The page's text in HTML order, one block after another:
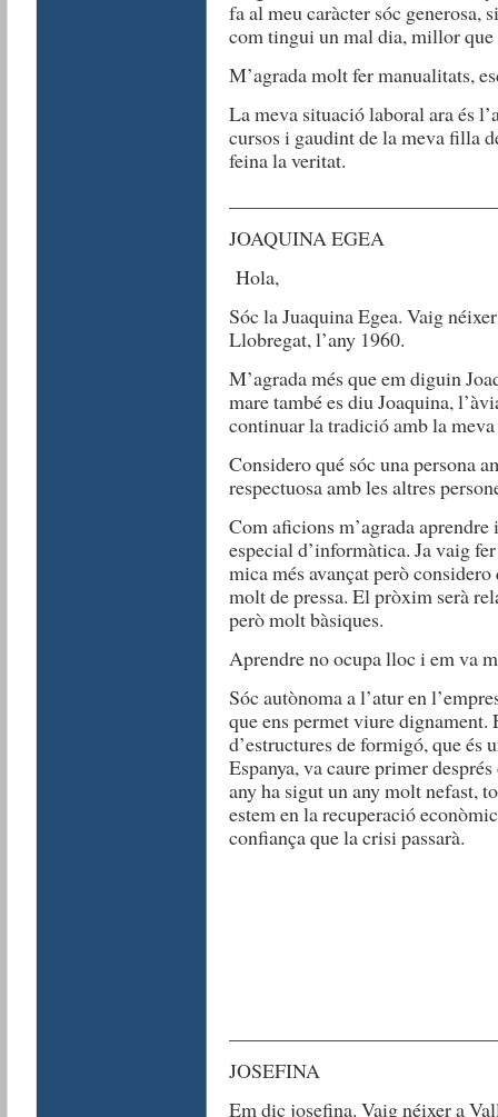
fa al meu caràcter sóc generosa,
com tingui un mal dia, millor que
M’agrada molt fer manualitats,
La meva situació laboral ara és
cursos i gaudint de la meva filla
feina la veritat.
JOAQUINA EGEA
Hola,
Sóc la Juaquina Egea. Vaig
Llobregat, l’any 1960.
M’agrada més que em diguin
mare també es diu Joaquina,
continuar la tradició amb la
Considero qué sóc una persona
respectuosa amb les altres
Com aficions m’agrada
especial d’informàtica. Ja vaig
mica més avançat però
molt de pressa. El pròxim serà
però molt bàsiques.
Aprendre no ocupa lloc i em va
Sóc autònoma a l’atur en
que ens permet viure
d’estructures de formigó, que és
Espanya, va caure primer
any ha sigut un any molt nefast,
estem en la recuperació
confiança que la crisi passarà.
JOSEFINA
Em dic josefina. Vaig néixer a